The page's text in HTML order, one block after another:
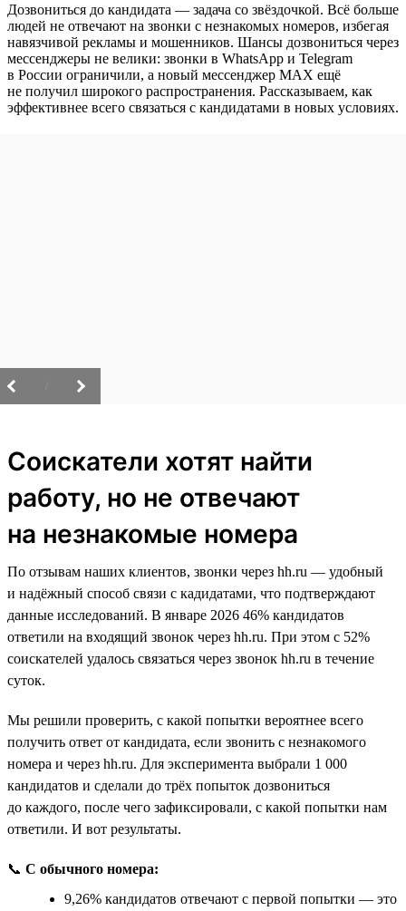
Дозвониться до кандидата — задача со звёздочкой. Всё больше
людей не отвечают на звонки с незнакомых номеров, избегая
навязчивой рекламы и мошенников. Шансы дозвониться через
мессенджеры не велики: звонки в WhatsApp и Telegram
в России ограничили, а новый мессенджер MAX ещё
не получил широкого распространения. Рассказываем, как
эффективнее всего связаться с кандидатами в новых условиях.
Соискатели хотят найти
работу, но не отвечают
на незнакомые номера
По отзывам наших клиентов, звонки через hh.ru — удобный
и надёжный способ связи с кадидатами, что подтверждают
данные исследований. В январе 2026 46% кандидатов
ответили на входящий звонок через hh.ru. При этом с 52%
соискателей удалось связаться через звонок hh.ru в течение
суток.
Мы решили проверить, с какой попытки вероятнее всего
получить ответ от кандидата, если звонить с незнакомого
номера и через hh.ru. Для эксперимента выбрали 1 000
кандидатов и сделали до трёх попыток дозвониться
до каждого, после чего зафиксировали, с какой попытки нам
ответили. И вот результаты.
📞 С обычного номера:
9,26% кандидатов отвечают с первой попытки — это